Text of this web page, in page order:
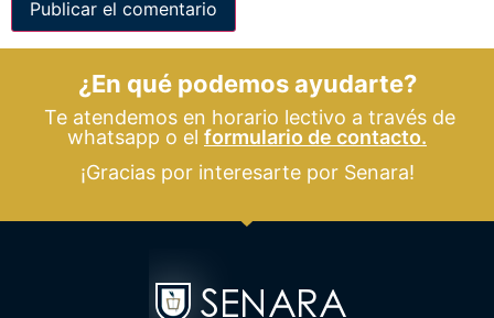
¿En qué podemos ayudarte?
Te atendemos en horario lectivo a través de
whatsapp o el formulario de contacto.
¡Gracias por interesarte por Senara!